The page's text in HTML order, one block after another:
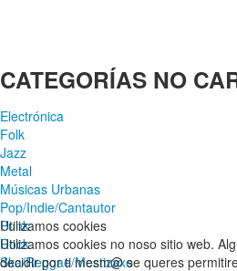
CATEGORÍAS NO
Electrónica
Folk
Jazz
Metal
Músicas Urbanas
Pop/Indie/Cantautor
Punk
Rock
Ska/Reggae/Mestizaxe
Utilizamos cookies
Utilizamos cookies no noso sitio web.
decidir por ti mesm@ se queres